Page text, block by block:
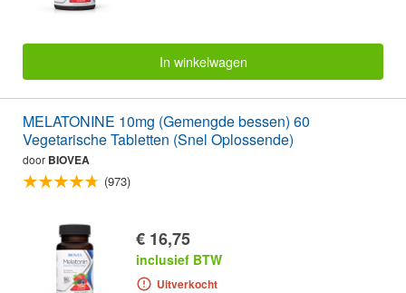
In winkelwagen
MELATONINE 10mg (Gemengde bessen) 60
Vegetarische Tabletten (Snel Oplossende)
door BIOVEA
(973)
€ 16,75
inclusief BTW
Uitverkocht